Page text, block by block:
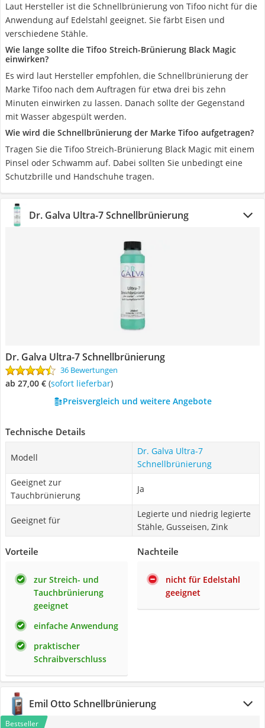
Laut Hersteller ist die Schnellbrünierung von Tifoo nicht für die
Anwendung auf Edelstahl geeignet. Sie färbt Eisen und
verschiedene Stähle.
Wie lange sollte die Tifoo Streich-Brünierung Black Magic
einwirken?
Es wird laut Hersteller empfohlen, die Schnellbrünierung der
Marke Tifoo nach dem Auftragen für etwa drei bis zehn
Minuten einwirken zu lassen. Danach sollte der Gegenstand
mit Wasser abgespült werden.
Wie wird die Schnellbrünierung der Marke Tifoo aufgetragen?
Tragen Sie die Tifoo Streich-Brünierung Black Magic mit einem
Pinsel oder Schwamm auf. Dabei sollten Sie unbedingt eine
Schutzbrille und Handschuhe tragen.
Dr. Galva Ultra-7 Schnellbrünierung
Dr. Galva Ultra-7 Schnellbrünierung
36 Bewertungen
ab 27,00 € ( Sofort lieferbar)
Preisvergleich und weitere Angebote
Technische Details
Modell
Dr. Galva Ultra-7
Schnellbrünierung
Geeignet zur
Tauchbrünierung
Ja
Geeignet für
Legierte und niedrig legierte
Stähle, Gusseisen, Zink
Vorteile
zur Streich- und
Tauchbrünierung
geeignet
einfache Anwendung
praktischer
Schraibverschluss
Nachteile
nicht für Edelstahl
geeignet
Emil Otto Schnellbrünierung
Bestseller